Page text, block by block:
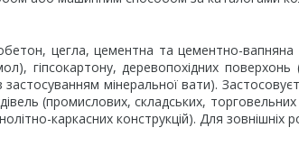
цегла, цементна та цементно-вапняна
гіпсокартону, деревопохідних
мінеральної вати).
(промислових, складських, торговельних
каркасних конструкцій). Для зовнішніх